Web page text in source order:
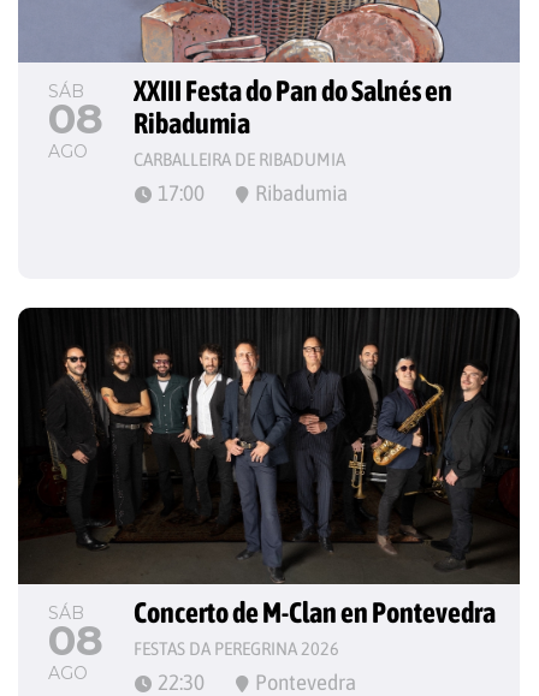
SÁB
08
AGO
XXIII Festa do Pan do Salnés en
Ribadumia
CARBALLEIRA DE RIBADUMIA
17:00 Ribadumia
SÁB
08
AGO
Concerto de M-Clan en Pontevedra
FESTAS DA PEREGRINA 2026
22:30 Pontevedra